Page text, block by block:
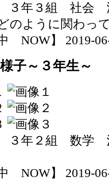
３年３組 社会
のように関わ
NOW】 2019-
子～３年生～
３年２組 数学
NOW】 2019-